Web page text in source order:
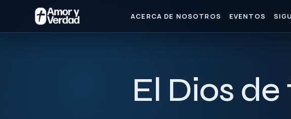
ACERCA DE NOSOTROS EVENTOS
El Dios